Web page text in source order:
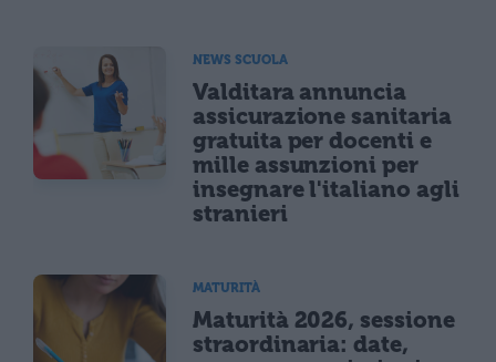
NEWS SCUOLA
Valditara annuncia
assicurazione sanitaria
gratuita per docenti e
mille assunzioni per
insegnare l'italiano agli
stranieri
MATURITÀ
Maturità 2026, sessione
straordinaria: date,